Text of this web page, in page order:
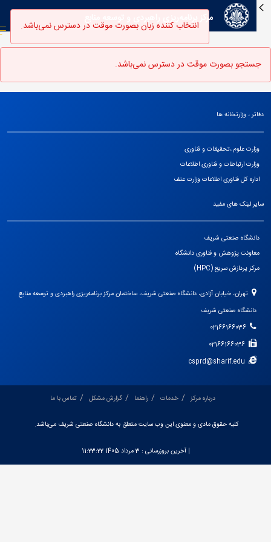
انتخاب کننده زبان بصورت موقت در دسترس نمی‌باشد.
مرکز برنامه‌ریزی راهبردی و توسعه منابع
جستجو بصورت موقت در دسترس نمی‌باشد.
دفاتر ، وزارتخانه ها
وزارت علوم ،تحقیقات و فناوری
وزارت ارتباطات و فناوری اطلاعات
اداره کل فناوری اطلاعات وزارت عتف
سایر لینک های مفید
دانشگاه صنعتی شریف
معاونت پژوهش و فناوری دانشگاه
مرکز پردازش سریع (HPC)
تهران، خیابان آزادی، دانشگاه صنعتی شریف، ساختمان مرکز برنامه‌ریزی راهبردی و توسعه منابع
دانشگاه صنعتی شریف
02166166036
02166166036
csprd@sharif.edu
درباره مرکز خدمات راهنما گزارش مشکل تماس با ما
کلیه حقوق مادی و معنوی این وب سایت متعلق به دانشگاه صنعتی شریف می‌باشد.
| آخرین بروزرسانی :3 مرداد 1405 11:23:22